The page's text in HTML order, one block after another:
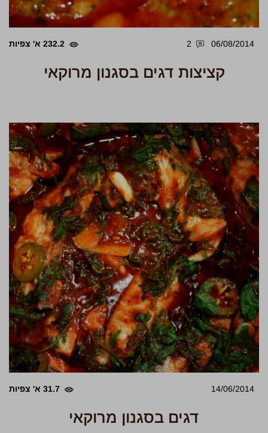
06/08/2014
2 232.2 א' צפיות
קציצות דגים בסגנון מרוקאי
14/06/2014 31.7 א' צפיות
דגים בסגנון מרוקאי